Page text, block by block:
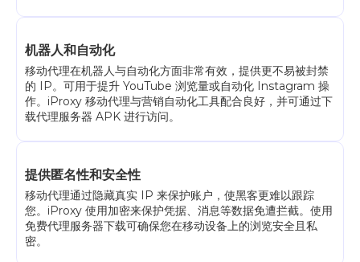
机器人和自动化
移动代理在机器人与自动化方面非常有效，提供更不易被封禁
的 IP。可用于提升 YouTube 浏览量或自动化 Instagram 操
作。iProxy 移动代理与营销自动化工具配合良好，并可通过下
载代理服务器 APK 进行访问。
提供匿名性和安全性
移动代理通过隐藏真实 IP 来保护账户，使黑客更难以跟踪
您。iProxy 使用加密来保护凭据、消息等数据免遭拦截。使用
免费代理服务器下载可确保您在移动设备上的浏览安全且私
密。